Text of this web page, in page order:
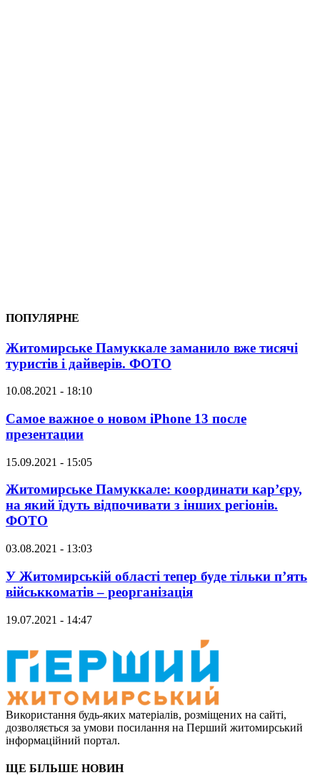
ПОПУЛЯРНЕ
Житомирське Памуккале заманило вже тисячі
туристів і дайверів. ФОТО
10.08.2021 - 18:10
Самое важное о новом iPhone 13 после
презентации
15.09.2021 - 15:05
Житомирське Памуккале: координати кар’єру,
на який їдуть відпочивати з інших регіонів.
ФОТО
03.08.2021 - 13:03
У Житомирській області тепер буде тільки п’ять
військкоматів – реорганізація
19.07.2021 - 14:47
Використання будь-яких матеріалів, розміщених на сайті,
дозволяється за умови посилання на Перший житомирський
інформаційний портал.
ЩЕ БІЛЬШЕ НОВИН